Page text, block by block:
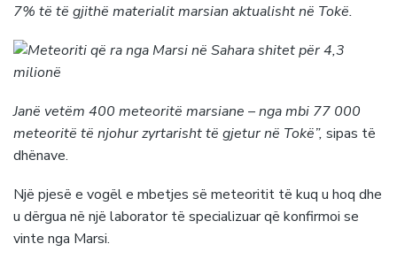
7% të të gjithë materialit marsian aktualisht në Tokë.
Janë vetëm 400 meteoritë marsiane – nga mbi 77 000
meteoritë të njohur zyrtarisht të gjetur në Tokë”, sipas të
dhënave.
Një pjesë e vogël e mbetjes së meteoritit të kuq u hoq dhe
u dërgua në një laborator të specializuar që konfirmoi se
vinte nga Marsi.